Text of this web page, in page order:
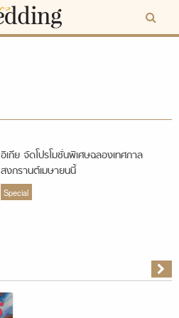
อิเกีย จัดโปรโมชั่นพิเศษฉลองเทศกาล
สงกรานต์เมษายนนี้
Special